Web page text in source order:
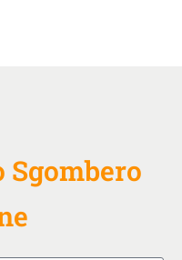
Sgombero